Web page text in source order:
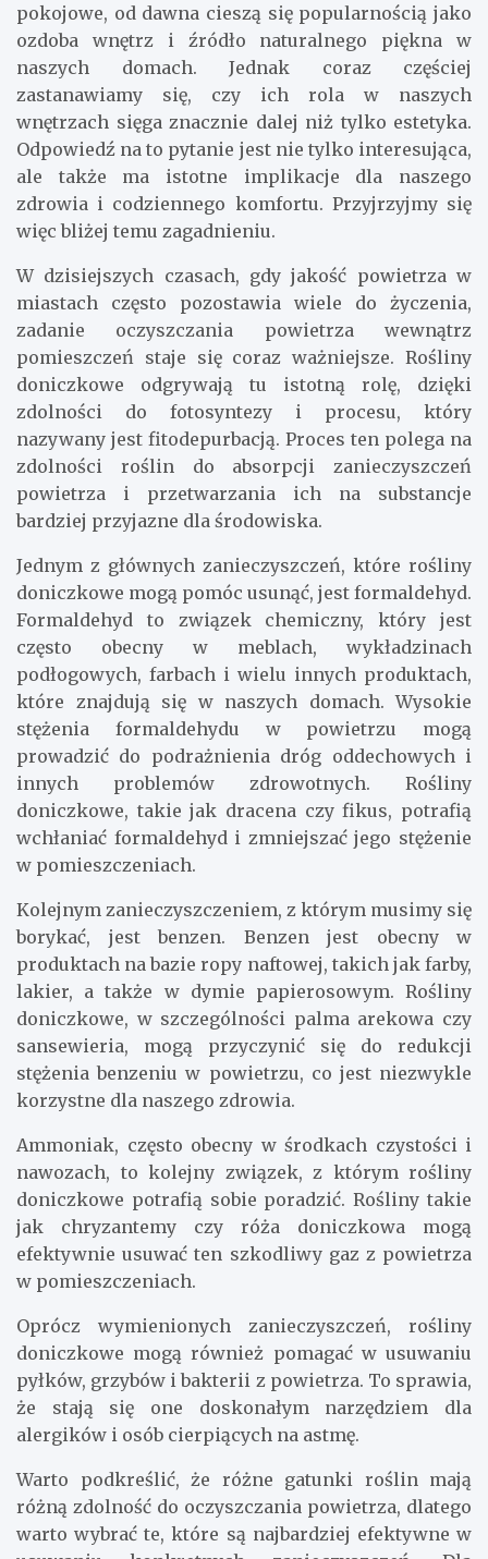
pokojowe, od dawna cieszą się popularnością jako
ozdoba wnętrz i źródło naturalnego piękna w
naszych domach. Jednak coraz częściej
zastanawiamy się, czy ich rola w naszych
wnętrzach sięga znacznie dalej niż tylko estetyka.
Odpowiedź na to pytanie jest nie tylko interesująca,
ale także ma istotne implikacje dla naszego
zdrowia i codziennego komfortu. Przyjrzyjmy się
więc bliżej temu zagadnieniu.
W dzisiejszych czasach, gdy jakość powietrza w
miastach często pozostawia wiele do życzenia,
zadanie oczyszczania powietrza wewnątrz
pomieszczeń staje się coraz ważniejsze. Rośliny
doniczkowe odgrywają tu istotną rolę, dzięki
zdolności do fotosyntezy i procesu, który
nazywany jest fitodepurbacją. Proces ten polega na
zdolności roślin do absorpcji zanieczyszczeń
powietrza i przetwarzania ich na substancje
bardziej przyjazne dla środowiska.
Jednym z głównych zanieczyszczeń, które rośliny
doniczkowe mogą pomóc usunąć, jest formaldehyd.
Formaldehyd to związek chemiczny, który jest
często obecny w meblach, wykładzinach
podłogowych, farbach i wielu innych produktach,
które znajdują się w naszych domach. Wysokie
stężenia formaldehydu w powietrzu mogą
prowadzić do podrażnienia dróg oddechowych i
innych problemów zdrowotnych. Rośliny
doniczkowe, takie jak dracena czy fikus, potrafią
wchłaniać formaldehyd i zmniejszać jego stężenie
w pomieszczeniach.
Kolejnym zanieczyszczeniem, z którym musimy się
borykać, jest benzen. Benzen jest obecny w
produktach na bazie ropy naftowej, takich jak farby,
lakier, a także w dymie papierosowym. Rośliny
doniczkowe, w szczególności palma arekowa czy
sansewieria, mogą przyczynić się do redukcji
stężenia benzeniu w powietrzu, co jest niezwykle
korzystne dla naszego zdrowia.
Ammoniak, często obecny w środkach czystości i
nawozach, to kolejny związek, z którym rośliny
doniczkowe potrafią sobie poradzić. Rośliny takie
jak chryzantemy czy róża doniczkowa mogą
efektywnie usuwać ten szkodliwy gaz z powietrza
w pomieszczeniach.
Oprócz wymienionych zanieczyszczeń, rośliny
doniczkowe mogą również pomagać w usuwaniu
pyłków, grzybów i bakterii z powietrza. To sprawia,
że stają się one doskonałym narzędziem dla
alergików i osób cierpiących na astmę.
Warto podkreślić, że różne gatunki roślin mają
różną zdolność do oczyszczania powietrza, dlatego
warto wybrać te, które są najbardziej efektywne w